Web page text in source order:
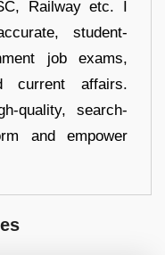
Railway etc. I
student-
job exams,
current affairs.
quality, search-
and empower